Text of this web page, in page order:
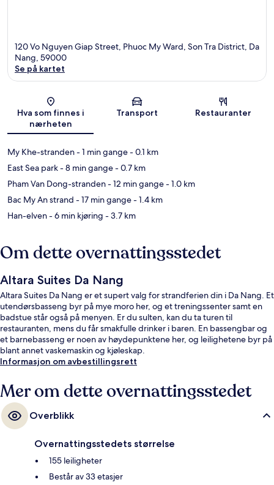
120 Vo Nguyen Giap Street, Phuoc My Ward, Son Tra District, Da
Nang, 59000
Se på kartet
Hva som finnes i
nærheten
Transport Restauranter
My Khe-stranden- 1 min gange- 0.1 km
East Sea park- 8 min gange- 0.7 km
Pham Van Dong-stranden- 12 min gange- 1.0 km
Bac My An strand - 17 min gange- 1.4 km
Han-elven- 6 min kjøring - 3.7 km
Om dette overnattingsstedet
Altara Suites Da Nang
Altara Suites Da Nang er et supert valg for strandferien din i Da Nang. Et
utendørsbasseng byr på mye moro her, og et treningssenter samt en
badstue står også på menyen. Er du sulten, kan du ta turen til
restauranten, mens du får smakfulle drinker i baren. En bassengbar og
et barnebasseng er noen av høydepunktene her, og leilighetene byr på
blant annet vaskemaskin og kjøleskap.
Informasjon om avbestillingsrett
Mer om dette overnattingsstedet
Overblikk
Overnattingsstedets størrelse
155 leiligheter
Består av 33 etasjer